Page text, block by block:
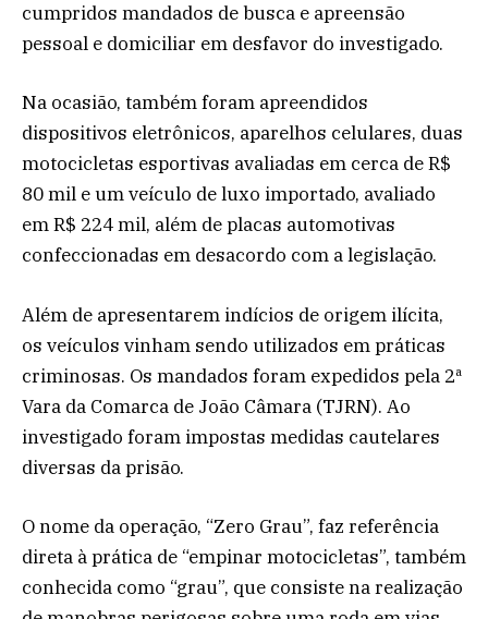
cumpridos mandados de busca e apreensão
pessoal e domiciliar em desfavor do investigado.
Na ocasião, também foram apreendidos
dispositivos eletrônicos, aparelhos celulares, duas
motocicletas esportivas avaliadas em cerca de R$
80 mil e um veículo de luxo importado, avaliado
em R$ 224 mil, além de placas automotivas
confeccionadas em desacordo com a legislação.
Além de apresentarem indícios de origem ilícita,
os veículos vinham sendo utilizados em práticas
criminosas. Os mandados foram expedidos pela 2ª
Vara da Comarca de João Câmara (TJRN). Ao
investigado foram impostas medidas cautelares
diversas da prisão.
O nome da operação, “Zero Grau”, faz referência
direta à prática de “empinar motocicletas”, também
conhecida como “grau”, que consiste na realização